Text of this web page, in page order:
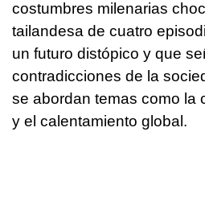
costumbres milenarias
tailandesa de cuatro
un futuro distópico y que
contradicciones de la
se abordan temas como la
y el calentamiento global.